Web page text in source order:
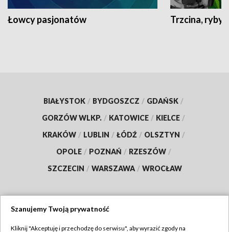
Łowcy pasjonatów Trzcina, ryby
BIAŁYSTOK / BYDGOSZCZ / GDAŃSK /
GORZÓW WLKP. / KATOWICE / KIELCE /
KRAKÓW / LUBLIN / ŁÓDŹ / OLSZTYN /
OPOLE / POZNAŃ / RZESZÓW /
SZCZECIN / WARSZAWA / WROCŁAW
Szanujemy Twoją prywatność
Kliknij "Akceptuję i przechodzę do serwisu", aby wyrazić zgody na